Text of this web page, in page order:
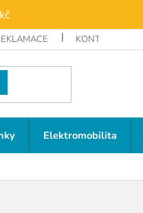
KONTAKTY
Elektromobilita